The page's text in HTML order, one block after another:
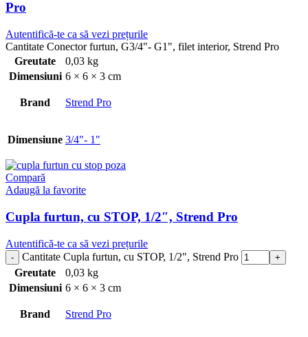
Pro
Autentifică-te ca să vezi prețurile
Cantitate Conector furtun, G3/4"- G1", filet interior, Strend Pro
Greutate
0,03 kg
Dimensiuni 6 × 6 × 3 cm
Brand Strend Pro
Dimensiune 3/4"- 1"
Compară
Adaugă la favorite
Cupla furtun, cu STOP, 1/2″, Strend Pro
Autentifică-te ca să vezi prețurile
Cantitate Cupla furtun, cu STOP, 1/2", Strend Pro
Greutate
0,03 kg
Dimensiuni 6 × 6 × 3 cm
Brand Strend Pro